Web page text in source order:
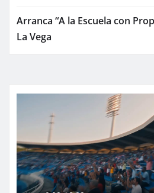
Arranca “A la Escuela con
La Vega